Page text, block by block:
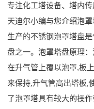
专注化工塔设备、塔内
天迪尔小编与您介绍泡
生产的不锈钢泡罩塔盘
盘之一。泡罩塔盘原理
在升气管上覆以泡罩,板
来保持,升气管高出塔板,
了泡罩塔具有较大的操